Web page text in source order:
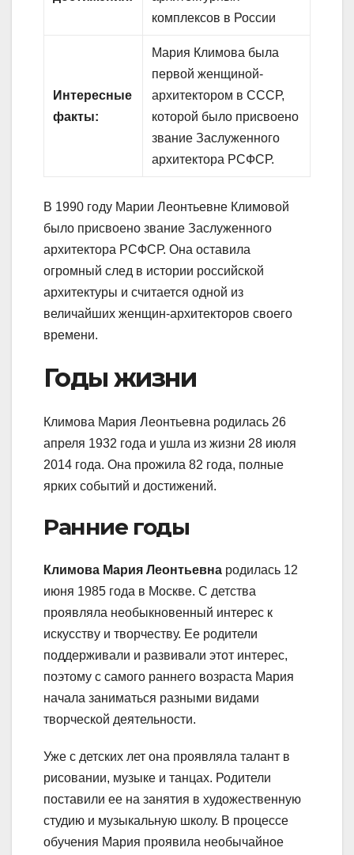
комплексов в России
Интересные
факты:
Мария Климова была
первой женщиной-
архитектором в СССР,
которой было присвоено
звание Заслуженного
архитектора РСФСР.
В 1990 году Марии Леонтьевне Климовой
было присвоено звание Заслуженного
архитектора РСФСР. Она оставила
огромный след в истории российской
архитектуры и считается одной из
величайших женщин-архитекторов своего
времени.
Годы жизни
Климова Мария Леонтьевна родилась 26
апреля 1932 года и ушла из жизни 28 июля
2014 года. Она прожила 82 года, полные
ярких событий и достижений.
Ранние годы
Климова Мария Леонтьевна родилась 12
июня 1985 года в Москве. С детства
проявляла необыкновенный интерес к
искусству и творчеству. Ее родители
поддерживали и развивали этот интерес,
поэтому с самого раннего возраста Мария
начала заниматься разными видами
творческой деятельности.
Уже с детских лет она проявляла талант в
рисовании, музыке и танцах. Родители
поставили ее на занятия в художественную
студию и музыкальную школу. В процессе
обучения Мария проявила необычайное